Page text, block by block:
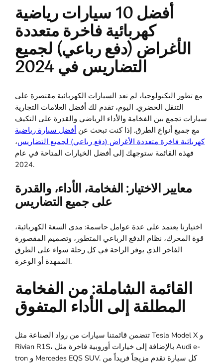
أفضل 10 سيارات رياضية
كهربائية فاخرة متعددة
الأغراض (دفع رباعي) لجميع
التضاريس في 2024
مع تطور التكنولوجيا، لم تعد السيارات الكهربائية مقتصرة على
التنقل الحضري. اليوم، تقدم لك أفضل العلامات التجارية
سيارات تجمع بين الفخامة والأداء الرياضي والقدرة على التكيف
مع جميع أنواع الطرق. إذا كنت تبحث عن أفضل سيارة رياضية
كهربائية فاخرة متعددة الأغراض (دفع رباعي) لجميع التضاريس،
فهذه القائمة ستوجهك إلى أفضل الخيارات المتاحة في عام
2024.
معايير الاختيار: الفخامة، الأداء، والقدرة
على جميع التضاريس
اختيارنا يعتمد على عدة عوامل حاسمة: مدى السعة الكهربائية،
قوة المحرك، نظام الدفع الرباعي المتطور، وتصميم المقصورة
الفاخر الذي يوفر الراحة في كل رحلة سواء على الطرق
الممهدة أو الوعرة.
القائمة الشاملة: من الفخامة
المطلقة إلى الأداء المتفوق
تتضمن قائمتنا سيارات من رواد الصناعة مثل Tesla Model X و
Rivian R1S، بالإضافة إلى خيارات أوروبية فاخرة مثل Audi e-
tron و Mercedes EQS SUV. كل سيارة تقدم مزيجاً فريداً من